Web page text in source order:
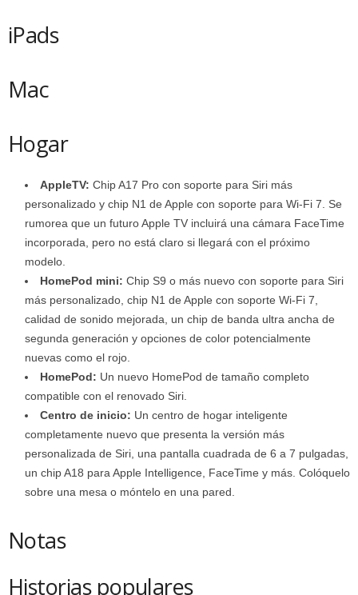
iPads
Mac
Hogar
AppleTV: Chip A17 Pro con soporte para Siri más
personalizado y chip N1 de Apple con soporte para Wi-Fi 7. Se
rumorea que un futuro Apple TV incluirá una cámara FaceTime
incorporada, pero no está claro si llegará con el próximo
modelo.
HomePod mini: Chip S9 o más nuevo con soporte para Siri
más personalizado, chip N1 de Apple con soporte Wi-Fi 7,
calidad de sonido mejorada, un chip de banda ultra ancha de
segunda generación y opciones de color potencialmente
nuevas como el rojo.
HomePod: Un nuevo HomePod de tamaño completo
compatible con el renovado Siri.
Centro de inicio: Un centro de hogar inteligente
completamente nuevo que presenta la versión más
personalizada de Siri, una pantalla cuadrada de 6 a 7 pulgadas,
un chip A18 para Apple Intelligence, FaceTime y más. Colóquelo
sobre una mesa o móntelo en una pared.
Notas
Historias populares